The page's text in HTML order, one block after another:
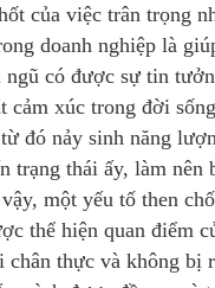
của việc trân trọng
doanh nghiệp là
có được sự tin
cảm xúc trong đời
đó nảy sinh năng
trạng thái ấy, làm nên
một yếu tố then
thể hiện quan điểm
chân thực và không bị